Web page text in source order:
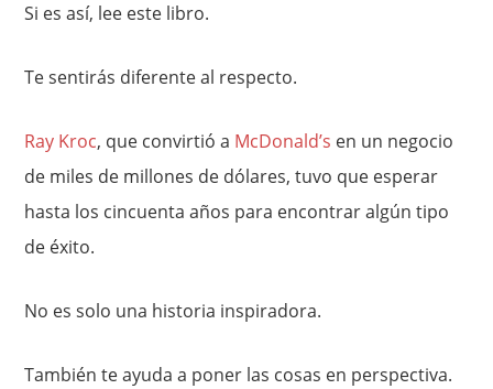
Si es así, lee este libro.
Te sentirás diferente al respecto.
Ray Kroc, que convirtió a McDonald’s en un negocio
de miles de millones de dólares, tuvo que esperar
hasta los cincuenta años para encontrar algún tipo
de éxito.
No es solo una historia inspiradora.
También te ayuda a poner las cosas en perspectiva.